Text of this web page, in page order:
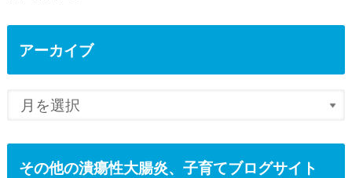
アーカイブ
その他の潰瘍性大腸炎、子育てブログサイト